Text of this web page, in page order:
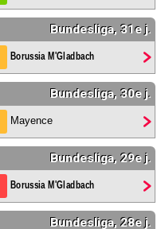
Bundesliga, 31e j.
Borussia M'Gladbach
Bundesliga, 30e j.
Mayence
Bundesliga, 29e j.
Borussia M'Gladbach
Bundesliga, 28e j.